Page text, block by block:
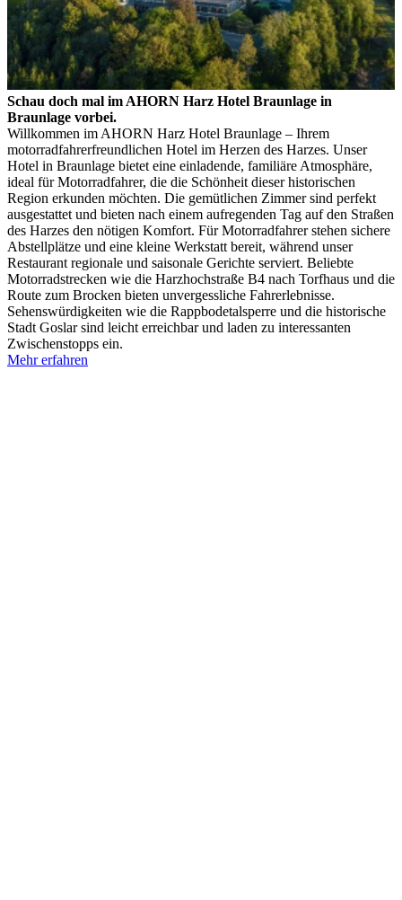
Schau doch mal im AHORN Harz Hotel Braunlage in
Braunlage vorbei.
Willkommen im AHORN Harz Hotel Braunlage – Ihrem
motorradfahrerfreundlichen Hotel im Herzen des Harzes. Unser
Hotel in Braunlage bietet eine einladende, familiäre Atmosphäre,
ideal für Motorradfahrer, die die Schönheit dieser historischen
Region erkunden möchten. Die gemütlichen Zimmer sind perfekt
ausgestattet und bieten nach einem aufregenden Tag auf den Straßen
des Harzes den nötigen Komfort. Für Motorradfahrer stehen sichere
Abstellplätze und eine kleine Werkstatt bereit, während unser
Restaurant regionale und saisonale Gerichte serviert. Beliebte
Motorradstrecken wie die Harzhochstraße B4 nach Torfhaus und die
Route zum Brocken bieten unvergessliche Fahrerlebnisse.
Sehenswürdigkeiten wie die Rappbodetalsperre und die historische
Stadt Goslar sind leicht erreichbar und laden zu interessanten
Zwischenstopps ein.
Mehr erfahren